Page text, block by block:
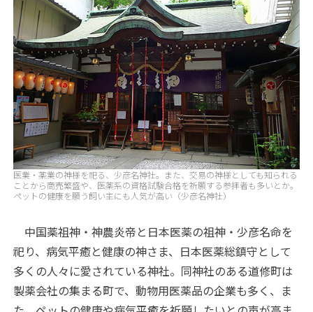
医業・薬業の神様を祀る、少彦名神社。また、交易の神様としても知られる
ことから商売繁盛や、医薬系の資格試験合格を祈願する参拝者も多いとか。
ペットの健康を願う飼い主にも人気が高い（少彦名神社）
中国薬祖神・神農炎帝と日本医薬の祖神・少彦名命を
祀り、病気平癒と健康の神さま、日本医薬総鎮守として
多くの人々に愛されている神社。同神社のある道修町は
製薬会社の集まる町で、動物用医薬品の企業も多く、ま